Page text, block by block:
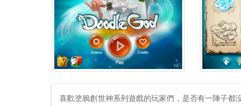
喜歡塗鴉創世神系列遊戲的玩家們，是否有一陣子